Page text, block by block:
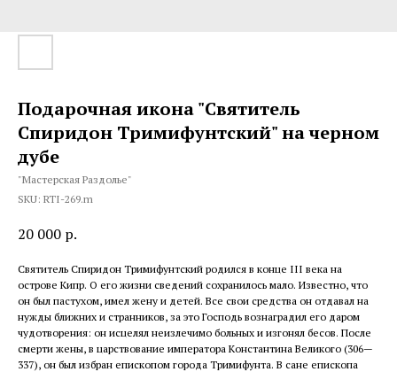
Подарочная икона "Святитель
Спиридон Тримифунтский" на черном
дубе
"Мастерская Раздолье"
SKU: RTI-269.m
20 000 р.
Святитель Спиридон Тримифунтский родился в конце III века на
острове Кипр. О его жизни сведений сохранилось мало. Известно, что
он был пастухом, имел жену и детей. Все свои средства он отдавал на
нужды ближних и странников, за это Господь вознаградил его даром
чудотворения: он исцелял неизлечимо больных и изгонял бесов. После
смерти жены, в царствование императора Константина Великого (306—
337), он был избран епископом города Тримифунта. В сане епископа